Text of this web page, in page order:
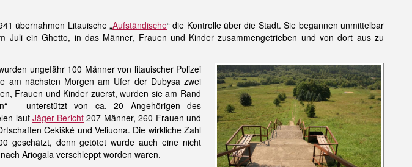
übernahmen Litauische „Aufständische“ die Kontrolle über die Stadt. Sie begannen unmittelbar
Juli ein Ghetto, in das Männer, Frauen und Kinder zusammengetrieben und von dort aus zu
ungefähr 100 Männer von litauischer Polizei
am nächsten Morgen am Ufer der Dubysa zwei
Frauen und Kinder zuerst, wurden sie am Rand
– unterstützt von ca. 20 Angehörigen des
lautJäger-Bericht 207 Männer, 260 Frauen und
Čekiškė und Veliuona. Die wirkliche Zahl
geschätzt, denn getötet wurde auch eine nicht
Ariogala verschleppt worden waren.